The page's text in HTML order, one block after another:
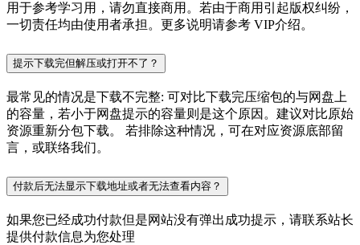
用于参考学习用，请勿直接商用。若由于商用引起版权纠纷，
一切责任均由使用者承担。更多说明请参考 VIP介绍。
提示下载完但解压或打开不了？
最常见的情况是下载不完整: 可对比下载完压缩包的与网盘上
的容量，若小于网盘提示的容量则是这个原因。建议对比原始
资源重新分包下载。 若排除这种情况，可在对应资源底部留
言，或联络我们。
付款后无法显示下载地址或者无法查看内容？
如果您已经成功付款但是网站没有弹出成功提示，请联系站长
提供付款信息为您处理